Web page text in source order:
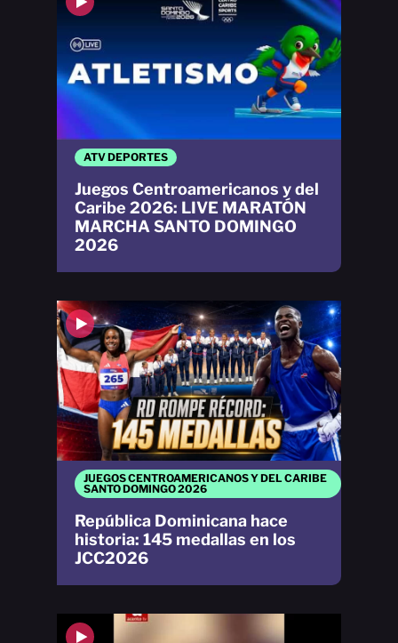
JUEGOS CENTROAMERICANOS Y DEL CARIBE
SANTO DOMINGO 2026
República Dominicana hace
historia: 145 medallas en los
JCC2026
ATV DEPORTES
Juegos Centroamericanos y del
Caribe 2026: LIVE MARATÓN
MARCHA SANTO DOMINGO
2026